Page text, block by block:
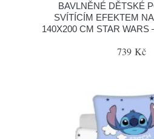
BAVLNĚNÉ DĚTSKÉ
SVÍTÍCÍM EFEKTEM
140X200 CM STAR WARS
739 Kč